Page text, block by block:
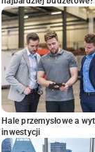
Hale przemysłowe a
inwestycji